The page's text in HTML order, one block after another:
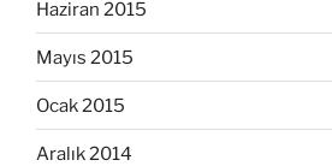
Haziran 2015
Mayıs 2015
Ocak 2015
Aralık 2014